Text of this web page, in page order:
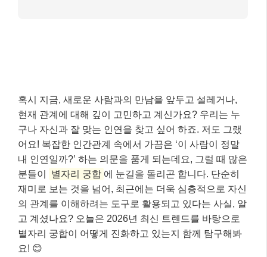
혹시 지금, 새로운 사람과의 만남을 앞두고 설레거나,
현재 관계에 대해 깊이 고민하고 계신가요? 우리는 누
구나 자신과 잘 맞는 인연을 찾고 싶어 하죠. 저도 그랬
어요! 복잡한 인간관계 속에서 가끔은 ‘이 사람이 정말
내 인연일까?’ 하는 의문을 품게 되는데요, 그럴 때 많은
분들이
별자리 궁합 에 눈길을 돌리곤 합니다. 단순히
재미로 보는 것을 넘어, 최근에는 더욱 심층적으로 자신
의 관계를 이해하려는 도구로 활용되고 있다는 사실, 알
고 계셨나요? 오늘은 2026년 최신 트렌드를 바탕으로
별자리 궁합이 어떻게 진화하고 있는지 함께 탐구해봐
요! 😊